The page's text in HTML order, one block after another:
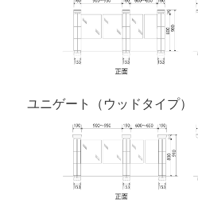
ユニゲート（ウッドタイプ）